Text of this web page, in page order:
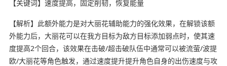
【关键词】速度提高，固定削韧，恢复能量
【解析】此额外能力是对大丽花辅助能力的强化效果，在解锁该额
外能力后，大丽花可以在我方目标为敌方目标添加弱点时，使其速
度提高2个回合，该效果在击破/超击破队伍中通常可以被流萤/波提
欧/大丽花等角色触发，通过速度提升提升角色自身的出伤速度与攻